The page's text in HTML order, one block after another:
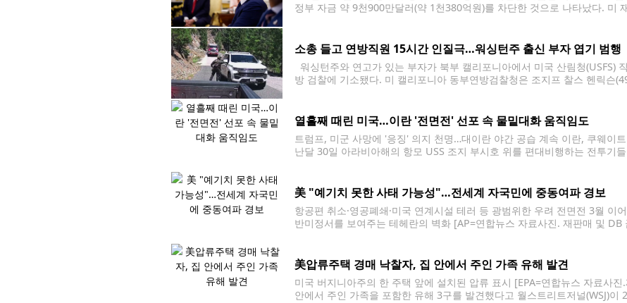
정부 자금 약 9천900만달러(약 1천380억원)를 차단한 것으로 나타났다. 미
소총 들고 연방직원 15시간 인질극…워싱턴주 출신 부자 엽기 범행
워싱턴주와 연고가 있는 부자가 북부 캘리포니아에서 미국 산림청(USFS)
방 검찰에 기소됐다. 미 캘리포니아 동부연방검찰청은 조지프 찰스 헨릭슨
열흘째 때린 미국…이란 '전면전' 선포 속 물밑대화 움직임도
트럼프, 미군 사망에 '응징' 의지 천명…대이란 야간 공습 계속 이란, 쿠웨이
난달 30일 아라비아해의 항모 USS 조지 부시호 위를 편대비행하는 전투기
美 "예기치 못한 사태 가능성"…전세계 자국민에 중동여파 경보
항공편 취소·영공폐쇄·미국 연계시설 테러 등 광범위한 우려 전면전 3월
반미정서를 보여주는 테헤란의 벽화 [AP=연합뉴스 자료사진. 재판매 및
美압류주택 경매 낙찰자, 집 안에서 주인 가족 유해 발견
미국 버지니아주의 한 주택 앞에 설치된 압류 표시 [EPA=연합뉴스 자료사
안에서 주인 가족을 포함한 유해 3구를 발견했다고 월스트리트저널(WSJ)이